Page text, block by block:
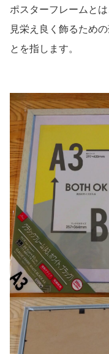
ポスターフレームと
見栄え良く飾るため
とを指します。